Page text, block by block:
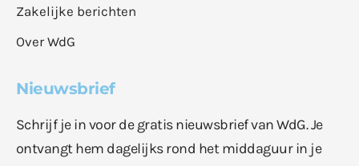
Zakelijke berichten
Over WdG
Nieuwsbrief
Schrijf je in voor de gratis nieuwsbrief van WdG. Je
ontvangt hem dagelijks rond het middaguur in je